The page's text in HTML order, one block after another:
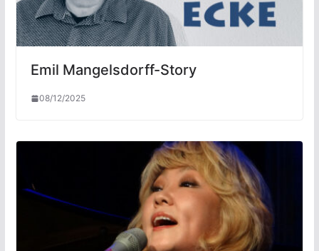
Emil Mangelsdorff-Story
08/12/2025